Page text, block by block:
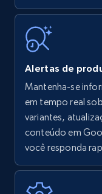
price, Currency,
35.2K+
Amazon
URL, Product
rating object,
7.4K+
Alertas de
Mantenha-se
em tempo real
variantes,
conteúdo em
você responda